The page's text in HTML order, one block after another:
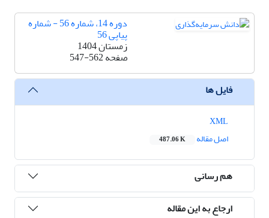
دوره 14، شماره 56 - شماره
پیاپی 56
زمستان 1404
صفحه547-562
فایل ها
اصل مقاله
487.06 K
هم رسانی
ارجاع به این مقاله